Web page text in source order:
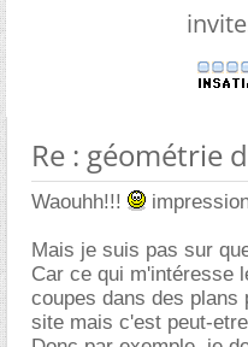
Re : géométrie
Waouhh!!!
Mais je suis pas sur
Car ce qui m'intéresse
coupes dans des
site mais c'est peut-